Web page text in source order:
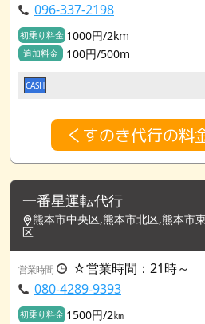
096-337-2198
初乗り料金 1000円/2km
追加料金 100円/500m
CASH
くすのき代行の料
一番星運転代行
熊本市中央区,熊本市北区,熊本市
区
営業時間
☆営業時間：21時～
080-4289-9393
初乗り料金 1500円/2㎞